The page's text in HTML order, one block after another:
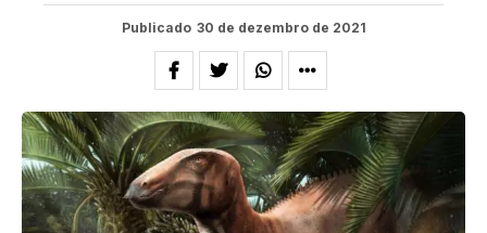
Publicado 30 de dezembro de 2021